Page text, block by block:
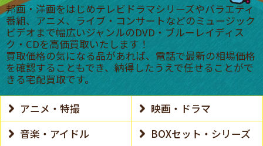
邦画・洋画をはじめテレビドラマシリーズやバラエティ
番組、アニメ、ライブ・コンサートなどのミュージック
ビデオまで幅広いジャンルのDVD・ブルーレイディス
ク・CDを高価買取いたします！
買取価格の気になる品があれば、電話で最新の相場価格
を確認することもでき、納得したうえで任せることがで
きる宅配買取です。
アニメ・特撮
映画・ドラマ
音楽・アイドル
BOXセット・シリーズ